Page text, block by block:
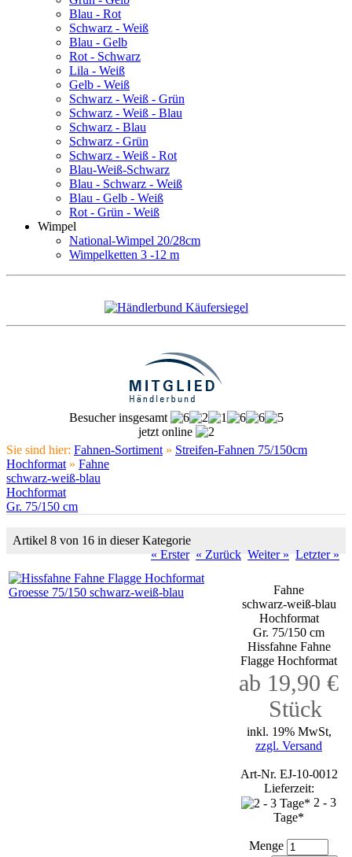
Blau - Rot
Schwarz - Weiß
Blau - Gelb
Rot - Schwarz
Lila - Weiß
Gelb - Weiß
Schwarz - Weiß - Grün
Schwarz - Weiß - Blau
Schwarz - Blau
Schwarz - Grün
Schwarz - Weiß - Rot
Blau-Weiß-Schwarz
Blau - Schwarz - Weiß
Blau - Gelb - Weiß
Rot - Grün - Weiß
Wimpel
National-Wimpel 20/28cm
Wimpelketten 3 -12 m
Besucher insgesamt
jetzt online
Sie sind hier: Fahnen-Sortiment » Streifen-Fahnen 75/150cm
Hochformat » Fahne
schwarz-weiß-blau
Hochformat
Gr. 75/150 cm
Artikel 8 von 16 in dieser Kategorie
« Erster « Zurück Weiter » Letzter »
Fahne
schwarz-weiß-blau
Hochformat
Gr. 75/150 cm
Hissfahne Fahne
Flagge Hochformat
ab 19,90 €
Stück
inkl. 19% MwSt,
zzgl. Versand
Art-Nr. EJ-10-0012
Lieferzeit:
2 - 3
Tage*
Menge